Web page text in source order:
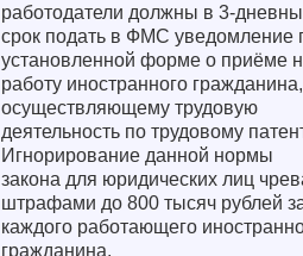
работодатели должны в 3-
срок подать в ФМС уведомление
установленной форме о приёме
работу иностранного гражданина,
осуществляющему трудовую
деятельность по трудовому
Игнорирование данной нормы
закона для юридических лиц
штрафами до 800 тысяч рублей
каждого работающего
гражданина.